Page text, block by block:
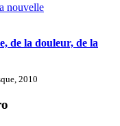
nouvelle
de la douleur, de la
2010